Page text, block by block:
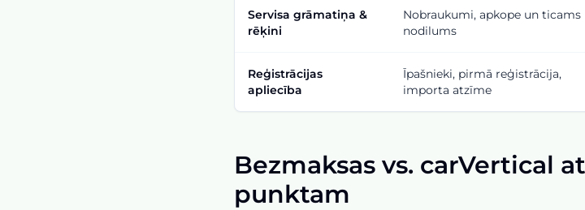
Servisa grāmatiņa &
rēķini
Nobraukumi, apkope un ticams
nodilums
Reģistrācijas
apliecība
Īpašnieki, pirmā reģistrācija,
importa atzīme
Bezmaksas vs. carVertical
punktam